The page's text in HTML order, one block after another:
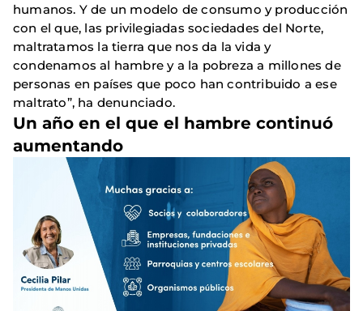
humanos. Y de un modelo de consumo y producción
con el que, las privilegiadas sociedades del Norte,
maltratamos la tierra que nos da la vida y
condenamos al hambre y a la pobreza a millones de
personas en países que poco han contribuido a ese
maltrato”, ha denunciado.
Un año en el que el hambre continuó
aumentando